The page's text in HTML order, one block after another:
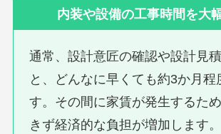
内装や設備の工事時間を大
通常、設計意匠の確認や設計見
と、どんなに早くても約3か月程
す。その間に家賃が発生するた
きず経済的な負担が増加します。